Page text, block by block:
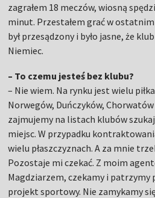
zagrałem 18 meczów, wiosną
minut. Przestałem grać w
był przesądzony i było jasne, że
Niemiec.
– To czemu jesteś bez klubu?
– Nie wiem. Na rynku jest wielu
Norwegów, Duńczyków,
zajmujemy na listach klubów
miejsc. W przypadku
wielu płaszczyznach. A za mnie
Pozostaje mi czekać. Z moim
Magdziarzem, czekamy i patrzymy
projekt sportowy. Nie zamykamy